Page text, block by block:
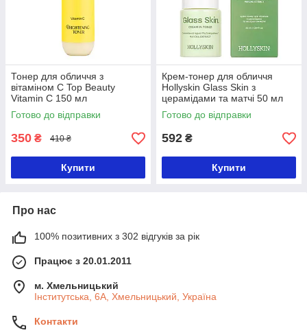
Тонер для обличчя з
вітаміном C Top Beauty
Vitamin C 150 мл
Готово до відправки
350 ₴ 410 ₴
Купити
Крем-тонер для обличчя
Hollyskin Glass Skin з
церамідами та матчі 50 мл
Готово до відправки
592 ₴
Купити
Про нас
100% позитивних з 302 відгуків за рік
Працює з 20.01.2011
м. Хмельницький
Інститутська, 6А, Хмельницький, Україна
Контакти